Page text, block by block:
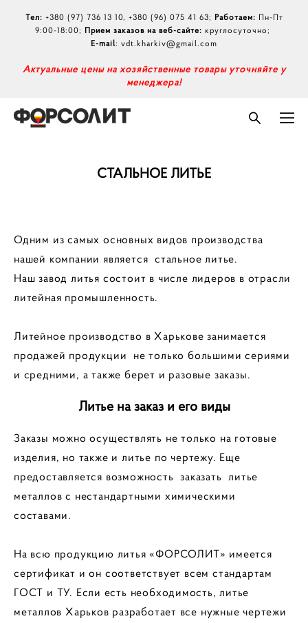
Тел: +380 (97) 736 13 10, +380 (96) 075 41 63; Работаем: Пн-Пт
9:00-18:00; Прием заказов на веб-сайте: круглосуточно;
E-mail: vdt.kharkiv@gmail.com
Актуальные цены на хозяйственные товары уточняйте у
менеджера!
СТАЛЬНОЕ ЛИТЬЕ
Одним из самых основных видов производства
нашей компании является стальное литье.
Наш завод литья состоит в числе лидеров в отрасли
литейная промышленность.
Литейное производство в Харькове занимается
продажей продукции не только большими сериями
и средними, а также берет и разовые заказы.
Литье на заказ и его виды
Заказы можно осуществлять не только на готовые
изделия, но также и литье по чертежу. Еще
предоставляется возможность заказать литье
металлов с нестандартными химическими
составами.
На всю продукцию литья «ФОРСОЛИТ» имеется
сертификат и он соответствует всем стандартам
ГОСТ и ТУ. Если есть необходимость, литье
металлов Харьков разработает все нужные чертежи